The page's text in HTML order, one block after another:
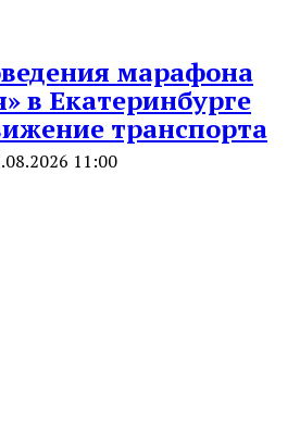
марафона
в Екатеринбурге
транспорта
11:00